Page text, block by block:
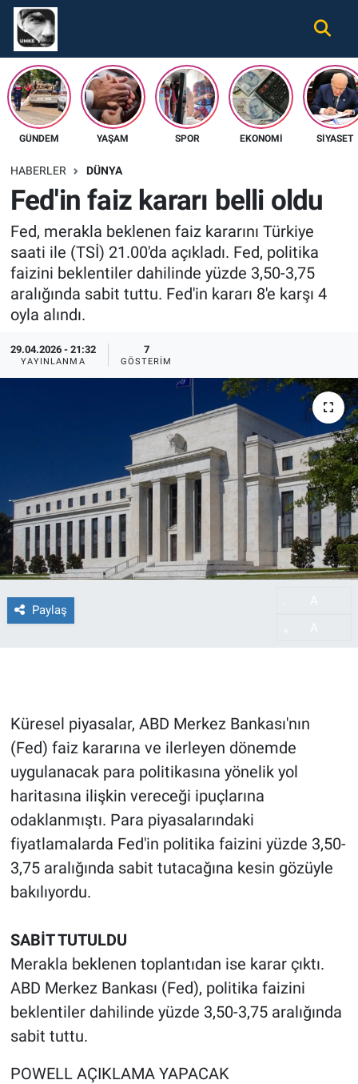
GÜNDEM YAŞAM SPOR EKONOMI SIYASET
HABERLER DÜNYA
Fed'in faiz kararı belli oldu
Fed, merakla beklenen faiz kararını Türkiye
saati ile (TSİ) 21.00'da açıkladı. Fed, politika
faizini beklentiler dahilinde yüzde 3,50-3,75
aralığında sabit tuttu. Fed'in kararı 8'e karşı 4
oyla alındı.
29.04.2026 - 21:32
YAYINLANMA
7
GÖSTERIM
Paylaş
Küresel piyasalar, ABD Merkez Bankası'nın
(Fed) faiz kararına ve ilerleyen dönemde
uygulanacak para politikasına yönelik yol
haritasına ilişkin vereceği ipuçlarına
odaklanmıştı. Para piyasalarındaki
fiyatlamalarda Fed'in politika faizini yüzde 3,50-
3,75 aralığında sabit tutacağına kesin gözüyle
bakılıyordu.
SABİT TUTULDU
Merakla beklenen toplantıdan ise karar çıktı.
ABD Merkez Bankası (Fed), politika faizini
beklentiler dahilinde yüzde 3,50-3,75 aralığında
sabit tuttu.
POWELL AÇIKLAMA YAPACAK
Gündem
Ekonomi
Spor
Tüm Haberler
İletişim
Künye
Nöbetçi Eczaneler
Hava Durumu
Namaz Vakitleri
Süper Lig Puan Durumu ve Fikstür
Tüm Manşetler
Son Dakika Haberleri
Haber Arşivi